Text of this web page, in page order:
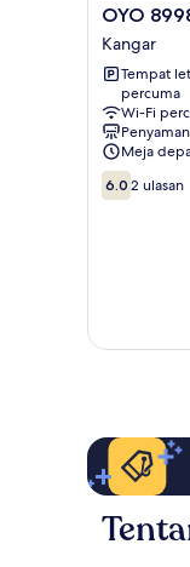
OYO
89982
Familia
motel
Kangar
OYO
Kangar
Tempat
percuma
Wi-Fi
Meja
6.0
daripada
6.0 2 ulasan